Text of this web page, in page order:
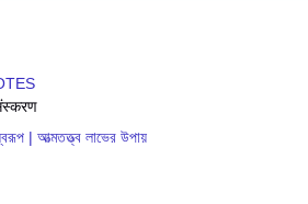
| আত্মতত্ত্ব লাভের উপায়